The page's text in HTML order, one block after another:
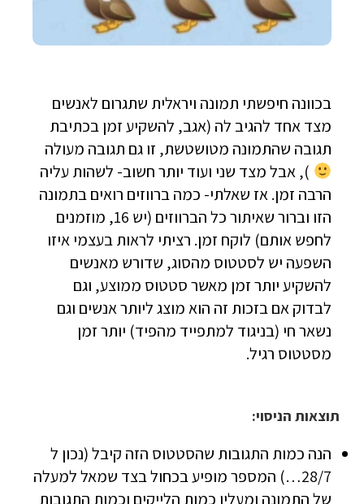
בכוונה חיפשתי תמונה ויראלית שתגרום לאנשים
מצד אחד להגיב לה (אגב, להשקיע זמן בכתיבת
תגובה שהתמונה מטושטשת, זו גם תגובה מעולה
), אבל מצד שני ועוד יותר חשוב- לשהות עליה
הרבה זמן. אז שאלתי- כמה ברווזים רואים בתמונה
הזו וברור שאיתור כל הברווזים (יש 16, מוזמנים
לחפש אותם) לוקח זמן. רציתי לראות בעצמי איזו
השפעה יש לסטטוס מהסוג, שדורש מאנשים
להשקיע יותר זמן מאשר סטטוס ממוצע, וגם
לבדוק אם בזכות זה הוא מוצג ליותר אנשים וגם
נשאר חי (בניגוד למתפייד מהפיד) יותר זמן
מסטטוס רגיל.
תוצאות הניסוי:
הנה כמות התגובות שהסטטוס הזה קיבל (נכון ל
28/7…) המספר מופיע בכחול בצד שמאל למעלה
של התמונה ומעליו כמות הלייקים וכמות התגובות